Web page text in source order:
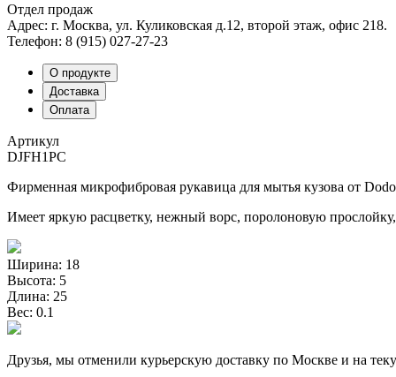
Отдел продаж
Адрес: г. Москва, ул. Куликовская д.12, второй этаж, офис 218.
Телефон: 8 (915) 027-27-23
О продукте
Доставка
Оплата
Артикул
DJFH1PC
Фирменная микрофибровая рукавица для мытья кузова от
Имеет яркую расцветку, нежный ворс, поролоновую
Ширина: 18
Высота: 5
Длина: 25
Вес: 0.1
Друзья, мы отменили курьерскую доставку по Москве и на